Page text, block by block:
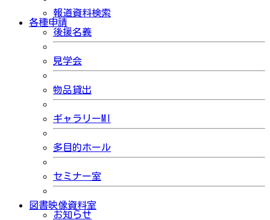
報道資料検索
各種申請
後援名義
見学会
物品貸出
ギャラリーMI
多目的ホール
セミナー室
図書映像資料室
お知らせ